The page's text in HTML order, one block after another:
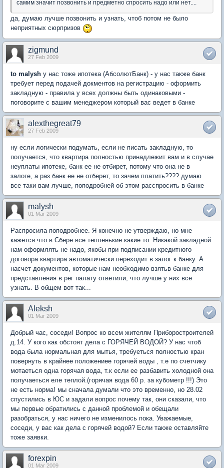
самим значит позвонить и предметно спросить надо или нет....
да, думаю лучше позвонить и узнать, чтоб потом не было
неприятных сюрпризов
zigmund
27 Feb 2009
to malysh у нас тоже ипотека (АбсолютБанк) - у нас также банк
требует перед подачей докментов на регистрацию - оформить
закладную - правила у всех должны быть одинаковыми -
поговорите с вашим менеджером который вас ведет в банке
alexthegreat79
27 Feb 2009
ну если логически подумать, если не писать закладную, то
получается, что квартира полностью принадлежит вам и в случае
неуплаты ипотеке, банк ее не отбирет, потому что она не в
залоге, а раз банк ее не отберет, то зачем платить???? думаю
все таки вам лучше, поподробней об этом расспросить в банке
malysh
01 Mar 2009
Распросила поподробнее. Я конечно не утверждаю, но мне
кажется что в Сбере все тепленькие какие то. Никакой закладной
нам оформлять не надо, якобы при подписании кредитного
договора квартира автоматически переходит в залог к банку. А
насчет документов, которые нам необходимо взятьв банке для
представления в рег палату ответили, что лучше у них все
узнать. В общем вот так...
Aleksh
01 Mar 2009
Добрый час, соседи! Вопрос ко всем жителям Приборостроителей
д.14. У кого как обстоят дела с ГОРЯЧЕЙ ВОДОЙ? У нас чтоб
вода была нормальная для мытья, требуеться полностью кран
повернуть в крайнее положениее горячей воды , т.е по счетчику
мотаеться одна горячая вода, т.к если ее разбавить холодной она
получаеться еле теплой.(горячая вода 60 р. за кубометр !!!) Это
не есть норма! мы сначала думали что это временно, но 28.02
спустились в ЮС и задали вопрос почему так, они сказали, что
мы первые обратились с данной проблемой и обещали
разобраться, у нас ничего не изменилось пока. Уважаемые,
соседи, у вас как дела с горячей водой? Если также оставляйте
тоже заявки.
forexpin
01 Mar 2009